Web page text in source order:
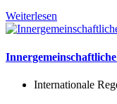
Weiterlesen
Internationale